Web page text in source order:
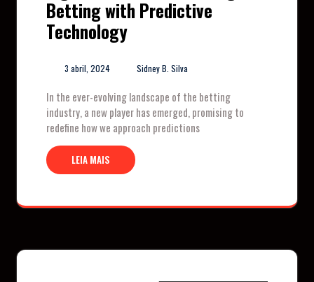
Betting with Predictive
Technology
3 abril, 2024 Sidney B. Silva
In the ever-evolving landscape of the betting
industry, a new player has emerged, promising to
redefine how we approach predictions
LEIA MAIS